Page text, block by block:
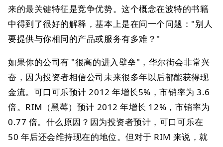
来的最关键特征是竞争优势。这个概念在波特的书籍
中得到了很好的解释，基本上是在问一个问题："别人
要提供与你相同的产品或服务有多难？"
如果你的公司有 "很高的进入壁垒"，华尔街会非常兴
奋，因为投资者相信公司未来很多年以后都能获得现
金流。可口可乐预计 2012 年增长5%，市销率为 3.6
倍。RIM（黑莓）预计 2012 年增长 12%，市销率为
0.77 倍。什么原因？因为投资者预计，可口可乐在
50 年后还会维持现在的地位。但对于 RIM 来说，就